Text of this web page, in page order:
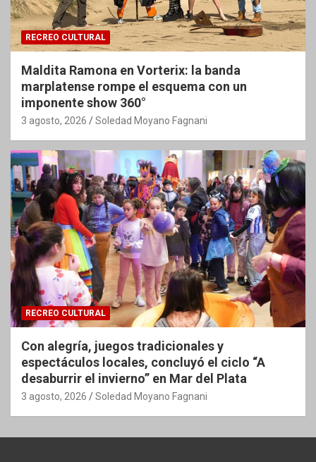
RECREO CULTURAL
Maldita Ramona en Vorterix: la banda
marplatense rompe el esquema con un
imponente show 360°
3 agosto, 2026 Soledad Moyano Fagnani
RECREO CULTURAL
Con alegría, juegos tradicionales y
espectáculos locales, concluyó el ciclo “A
desaburrir el invierno” en Mar del Plata
3 agosto, 2026 Soledad Moyano Fagnani